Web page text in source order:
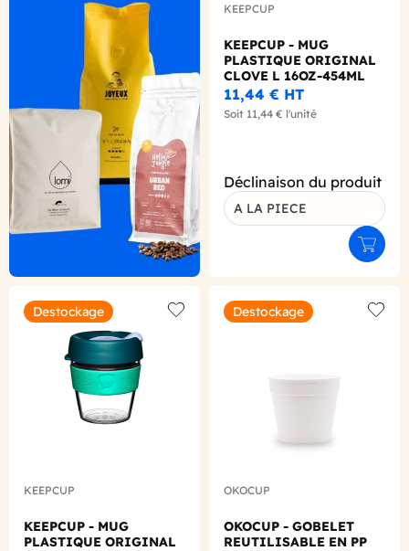
KEEPCUP
KEEPCUP - MUG
PLASTIQUE ORIGINAL
CLOVE L 16OZ-454ML
11,44 € HT
Soit 11,44 € l'unité
Déclinaison du produit
A LA PIECE
Destockage
Add to wishlist
KEEPCUP
KEEPCUP - MUG
PLASTIQUE ORIGINAL
Destockage
OKOCUP
OKOCUP - GOBELET
REUTILISABLE EN PP